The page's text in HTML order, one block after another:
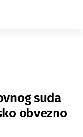
suda
obvezno